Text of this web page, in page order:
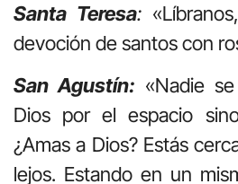
Santa Teresa:
devoción de santos con
San Agustín: «Nadie
Dios por el espacio
¿Amas a Dios? Estás
lejos. Estando en un